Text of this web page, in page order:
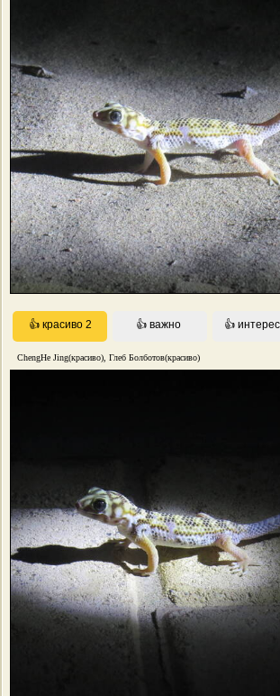
ChengHe Jing(красиво), Глеб Болботов(красиво)